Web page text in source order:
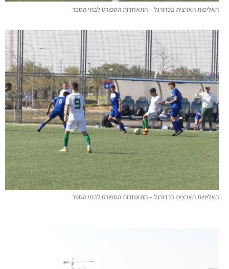
האליפות הארצית בכדורגל – התאחדות הספורט לבתי הספר
האליפות הארצית בכדורגל – התאחדות הספורט לבתי הספר